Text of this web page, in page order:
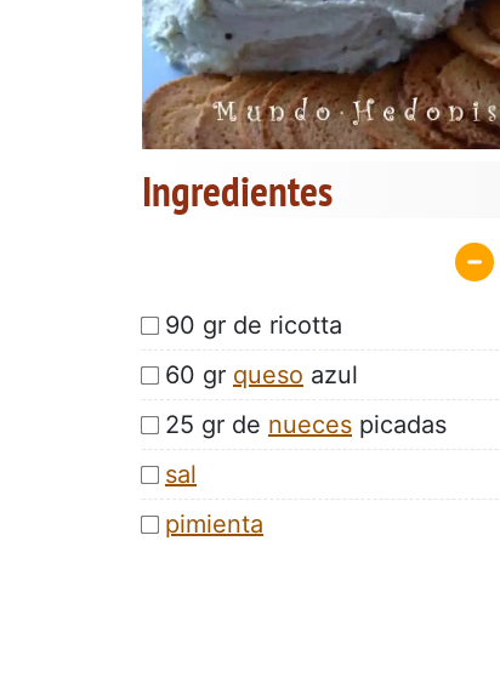
Ingredientes
90 gr de ricotta
60 gr queso azul
25 gr de nueces picadas
sal
pimienta